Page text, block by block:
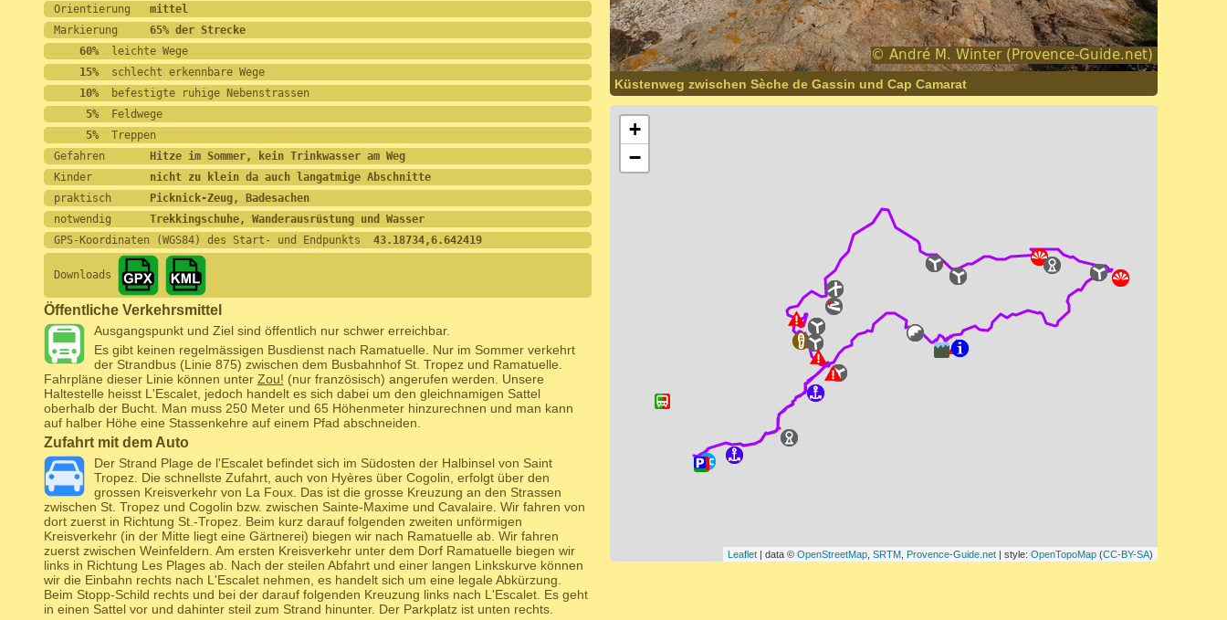
Orientierung mittel
Markierung 65% der Strecke
    60%
  leichte Wege
    15%
  schlecht erkennbare Wege
    10%
  befestigte ruhige Nebenstrassen
     5%
  Feldwege
     5%
  Treppen
Gefahren
Hitze im Sommer, kein Trinkwasser am Weg
Kinder nicht zu klein da auch langatmige Abschnitte
praktisch
Picknick-Zeug, Badesachen
notwendig Trekkingschuhe, Wanderausrüstung und Wasser
GPS-Koordinaten (WGS84) des Start- und Endpunkts
  43.18734,6.642419
Downloads
Öffentliche Verkehrsmittel
Ausgangspunkt und Ziel sind öffentlich nur schwer erreichbar.
Es gibt keinen regelmässigen Busdienst nach Ramatuelle. Nur im Sommer verkehrt
der Strandbus (Linie 875) zwischen dem Busbahnhof St. Tropez und Ramatuelle.
Fahrpläne dieser Linie können unter Zou! (nur französisch) angerufen werden. Unsere
Haltestelle heisst L'Escalet, jedoch handelt es sich dabei um den gleichnamigen Sattel
oberhalb der Bucht. Man muss 250 Meter und 65 Höhenmeter hinzurechnen und man kann
auf halber Höhe eine Stassenkehre auf einem Pfad abschneiden.
Zufahrt mit dem Auto
Der Strand Plage de l'Escalet befindet sich im Südosten der Halbinsel von Saint
Tropez. Die schnellste Zufahrt, auch von Hyères über Cogolin, erfolgt über den
grossen Kreisverkehr von La Foux. Das ist die grosse Kreuzung an den Strassen
zwischen St. Tropez und Cogolin bzw. zwischen Sainte-Maxime und Cavalaire. Wir fahren von
dort zuerst in Richtung St.-Tropez. Beim kurz darauf folgenden zweiten unförmigen
Kreisverkehr (in der Mitte liegt eine Gärtnerei) biegen wir nach Ramatuelle ab. Wir fahren
zuerst zwischen Weinfeldern. Am ersten Kreisverkehr unter dem Dorf Ramatuelle biegen wir
links in Richtung Les Plages ab. Nach der steilen Abfahrt und einer langen Linkskurve können
wir die Einbahn rechts nach L'Escalet nehmen, es handelt sich um eine legale Abkürzung.
Beim Stopp-Schild rechts und bei der darauf folgenden Kreuzung links nach L'Escalet. Es geht
in einen Sattel vor und dahinter steil zum Strand hinunter. Der Parkplatz ist unten rechts.
Küstenweg zwischen Sèche de Gassin und Cap Camarat
+
−
Leaflet| data © OpenStreetMap, SRTM, Provence-Guide.net| style: OpenTopoMap(CC-BY-SA)